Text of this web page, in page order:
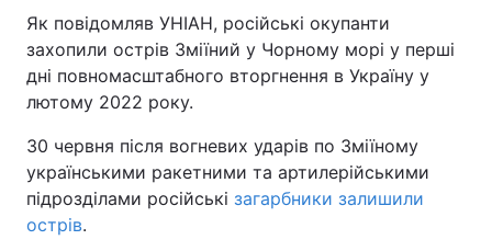
Як повідомляв УНІАН, російські окупанти
захопили острів Зміїний у Чорному морі у перші
дні повномасштабного вторгнення в Україну у
лютому 2022 року.
30 червня після вогневих ударів по Зміїному
українськими ракетними та артилерійськими
підрозділами російські загарбники залишили
острів.